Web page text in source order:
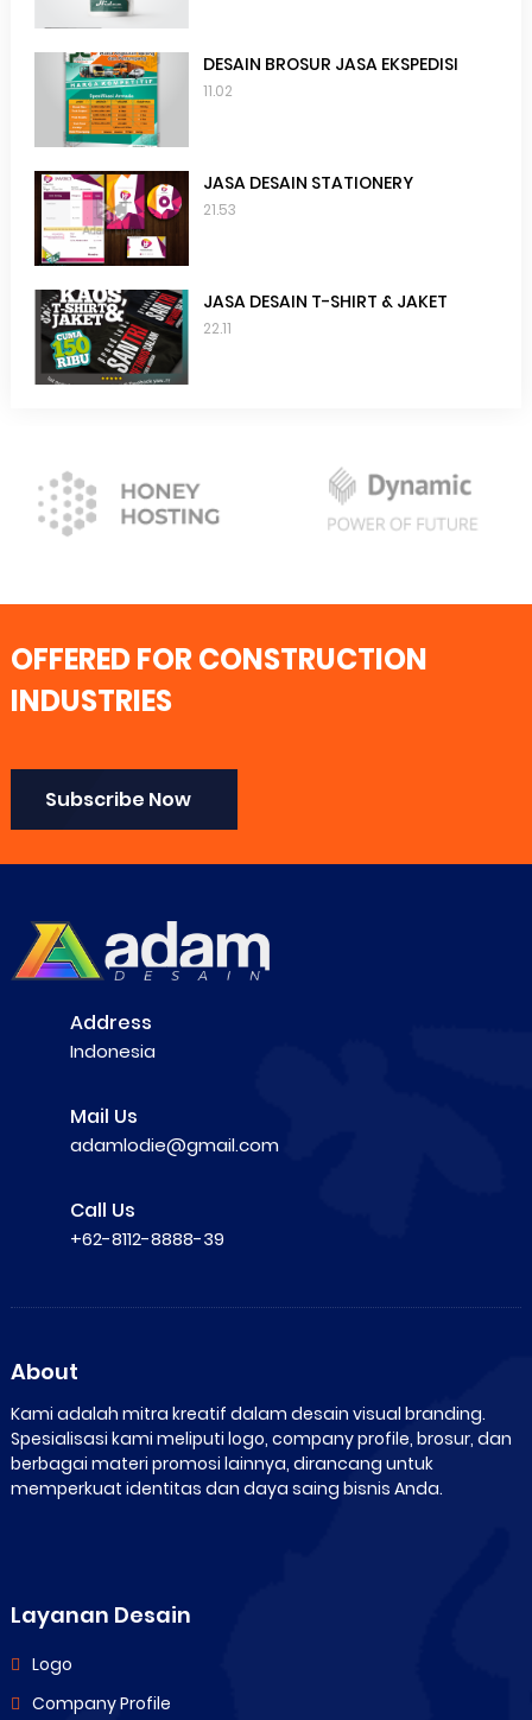
DESAIN BROSUR JASA EKSPEDISI
11.02
JASA DESAIN STATIONERY
21.53
JASA DESAIN T-SHIRT & JAKET
22.11
OFFERED FOR CONSTRUCTION
INDUSTRIES
Subscribe Now
Address
Indonesia
Mail Us
adamlodie@gmail.com
Call Us
+62-8112-8888-39
About
Kami adalah mitra kreatif dalam desain visual branding.
Spesialisasi kami meliputi logo, company profile, brosur, dan
berbagai materi promosi lainnya, dirancang untuk
memperkuat identitas dan daya saing bisnis Anda.
Layanan Desain
Logo
Company Profile